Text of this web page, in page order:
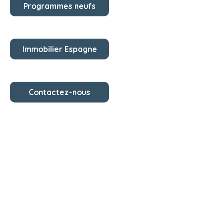
Programmes neufs
Immobilier Espagne
Contactez-nous